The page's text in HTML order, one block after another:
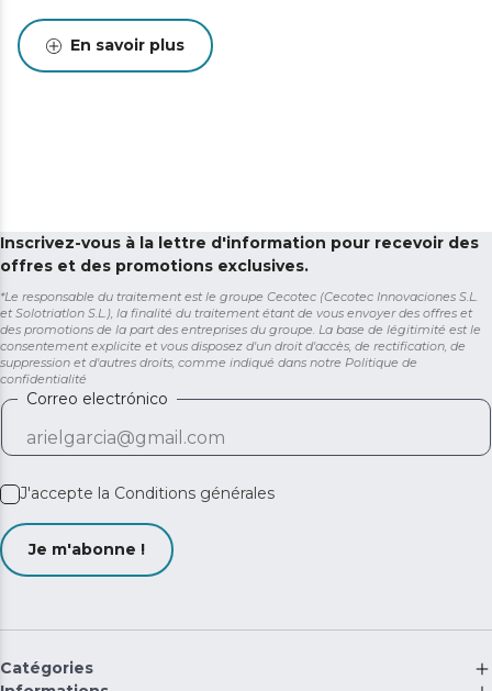
En savoir plus
Inscrivez-vous à la lettre d'information pour recevoir des
offres et des promotions exclusives.
*Le responsable du traitement est le groupe Cecotec (Cecotec Innovaciones S.L.
et Solotriatlon S.L.), la finalité du traitement étant de vous envoyer des offres et
des promotions de la part des entreprises du groupe. La base de légitimité est le
consentement explicite et vous disposez d'un droit d'accès, de rectification, de
suppression et d'autres droits, comme indiqué dans notre Politique de
confidentialité
Correo electrónico
J'accepte la Conditions générales
Je m'abonne !
Catégories